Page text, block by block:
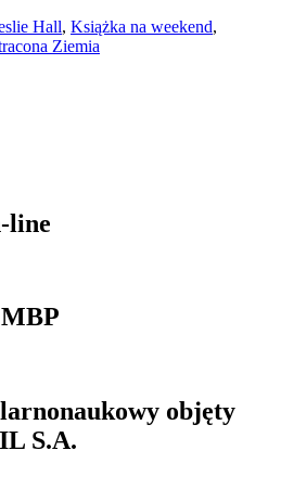
Hall, Książka na weekend,
Ziemia
line
objęty
S.A.